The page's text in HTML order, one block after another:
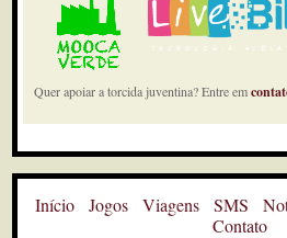
Quer apoiar a torcida juventina? Entre em
Início Jogos Viagens SMS
Contato